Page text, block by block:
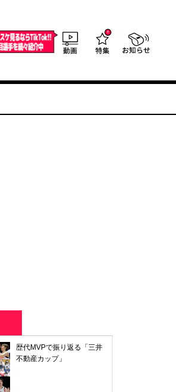
歴代MVPで振り返る「三井
不動産カップ」